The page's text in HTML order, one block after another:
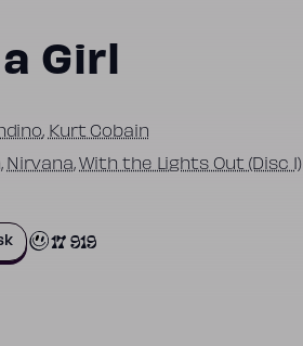
Girl
, Kurt Cobain
, Nirvana,With the Lights Out (Disc 1)
17 919